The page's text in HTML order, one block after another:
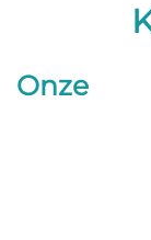
Onze